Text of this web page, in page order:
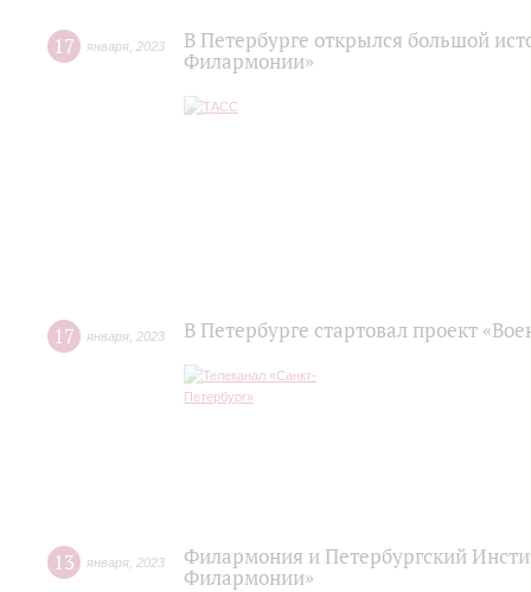
17 января 2023
В Петербурге открылся большой
Филармонии»
17 января 2023 В Петербурге стартовал проект
13 января 2023
Филармония и Петербургский
Филармонии»